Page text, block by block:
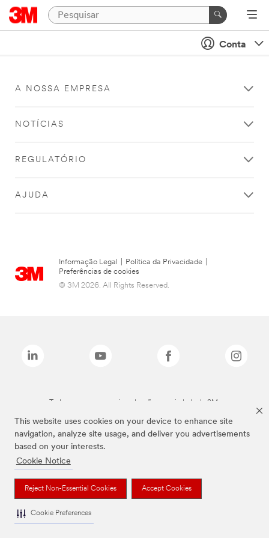
This website uses cookies on your device to enhance site
navigation, analyze site usage, and deliver you advertisements
based on your interests.
Cookie Notice
Reject Non-Essential Cookies Accept Cookies
Cookie Preferences
Conta
A NOSSA EMPRESA
NOTÍCIAS
REGULATÓRIO
AJUDA
Informação Legal Política da Privacidade
Preferências de cookies
© 3M 2026. All Rights Reserved.
Todas as marcas mencionadas são propriedade da 3M.